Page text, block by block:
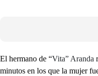
El hermano de “Vita” Aranda
minutos en los que la mujer